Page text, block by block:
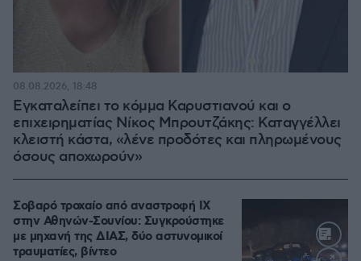
Εγκαταλείπει το κόμμα Καρυστιανού και ο
επιχειρηματίας Νίκος Μπρουτζάκης: Καταγγέλλει
κλειστή κάστα, «λένε προδότες και πληρωμένους
όσους αποχωρούν»
08.08.2026, 18:48
Σοβαρό τροχαίο από αναστροφή ΙΧ
στην Αθηνών-Σουνίου: Συγκρούστηκε
με μηχανή της ΔΙΑΣ, δύο αστυνομικοί
τραυματίες, βίντεο